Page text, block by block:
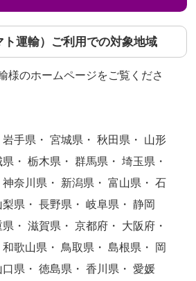
ト運輸）ご利用での対象地域
様のホームページをご覧くださ
手県・ 宮城県・ 秋田県・ 山形
・ 栃木県・ 群馬県・ 埼玉県・
奈川県・ 新潟県・ 富山県・ 石
県・ 長野県・ 岐阜県・ 静岡
・ 滋賀県・ 京都府・ 大阪府・
歌山県・ 鳥取県・ 島根県・ 岡
県・ 徳島県・ 香川県・ 愛媛